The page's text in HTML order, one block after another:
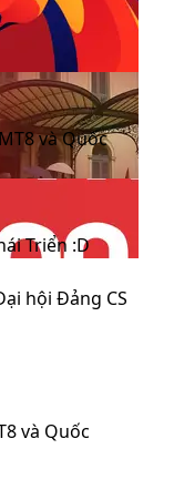
và Quốc
Triển :D
hội Đảng CS
và Quốc